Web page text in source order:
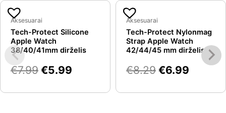
Panašios prekės
Aksesuarai
Tech-Protect Silicone
Apple Watch
38/40/41mm dirželis
€7.99
price
was:
€7.99.
€5.99
Current
is:
€5.99.
Aksesuarai
Tech-Protect Nylonmag
Strap Apple Watch
42/44/45 mm dirželis
€8.29
was:
€8.29.
€6.99
is:
€6.99.